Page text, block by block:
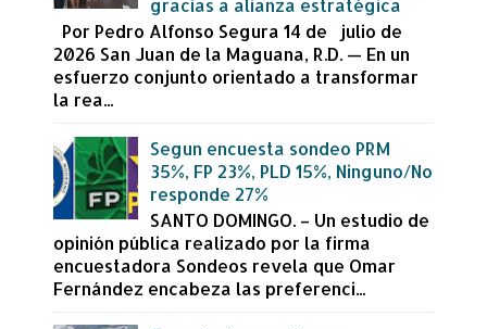
gracias a alianza estratégica
Por Pedro Alfonso Segura 14 de julio de
2026 San Juan de la Maguana, R.D. — En un
esfuerzo conjunto orientado a transformar
la rea...
Segun encuesta sondeo PRM
35%, FP 23%, PLD 15%, Ninguno/No
responde 27%
SANTO DOMINGO. – Un estudio de
opinión pública realizado por la firma
encuestadora Sondeos revela que Omar
Fernández encabeza las preferenci...